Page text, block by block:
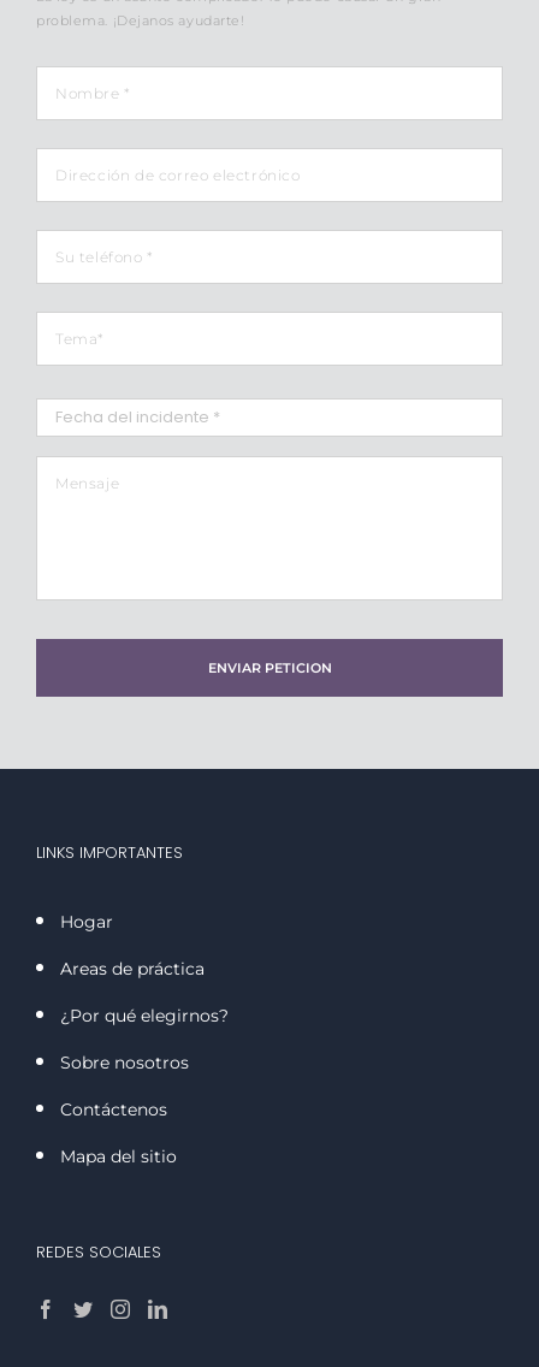
problema. ¡Dejanos ayudarte!
Nombre *
Email
Teléfono *
Tema *
Fecha
del
incidente *
diagonal
AAAA
LINKS IMPORTANTES
Hogar
Areas de práctica
¿Por qué elegirnos?
Sobre nosotros
Contáctenos
Mapa del sitio
REDES SOCIALES